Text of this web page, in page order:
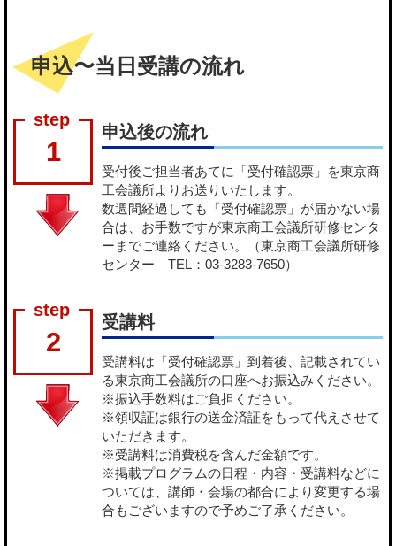
申込〜当日受講の流れ
1
申込後の流れ
受付後ご担当者あてに「受付確認票」を東京商
工会議所よりお送りいたします。
数週間経過しても「受付確認票」が届かない場
合は、お手数ですが東京商工会議所研修センタ
ーまでご連絡ください。（東京商工会議所研修
センター TEL：03-3283-7650）
2
受講料
受講料は「受付確認票」到着後、記載されてい
る東京商工会議所の口座へお振込みください。
※振込手数料はご負担ください。
※領収証は銀行の送金済証をもって代えさせて
いただきます。
※受講料は消費税を含んだ金額です。
※掲載プログラムの日程・内容・受講料などに
ついては、講師・会場の都合により変更する場
合もございますので予めご了承ください。